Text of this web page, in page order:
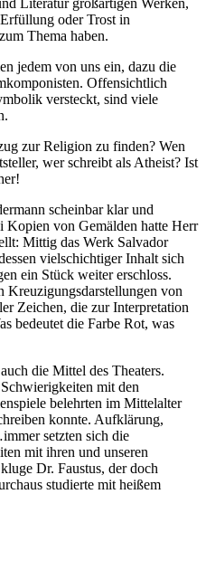
oder Trost in
Thema haben.
jedem von uns ein, dazu die
Offensichtlich
versteckt, sind viele
zur Religion zu finden? Wen
wer schreibt als Atheist? Ist
scheinbar klar und
von Gemälden hatte Herr
Mittig das Werk Salvador
vielschichtiger Inhalt sich
ein Stück weiter erschloss.
Kreuzigungsdarstellungen von
Zeichen, die zur Interpretation
bedeutet die Farbe Rot, was
die Mittel des Theaters.
mit den
belehrten im Mittelalter
konnte. Aufklärung,
setzten sich die
mit ihren und unseren
Dr. Faustus, der doch
studierte mit heißem